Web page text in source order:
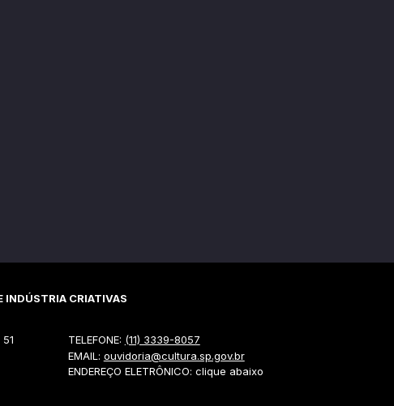
INDÚSTRIA CRIATIVAS
TELEFONE: (11) 3339-8057
EMAIL: ouvidoria@cultura.sp.gov.br
ENDEREÇO ELETRÔNICO: clique abaixo